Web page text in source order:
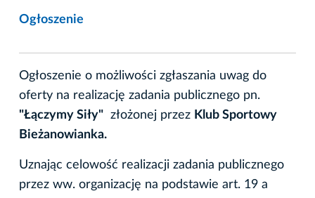
Ogłoszenie
Ogłoszenie o możliwości zgłaszania uwag do
oferty na realizację zadania publicznego pn.
"Łączymy Siły" złożonej przez Klub Sportowy
Bieżanowianka.
Uznając celowość realizacji zadania publicznego
przez ww. organizację na podstawie art. 19 a